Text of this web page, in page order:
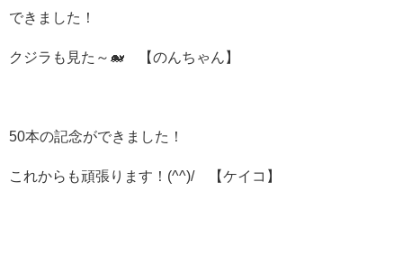
できました！
クジラも見た～🐋 【のんちゃん】
50本の記念ができました！
これからも頑張ります！(^^)/ 【ケイコ】